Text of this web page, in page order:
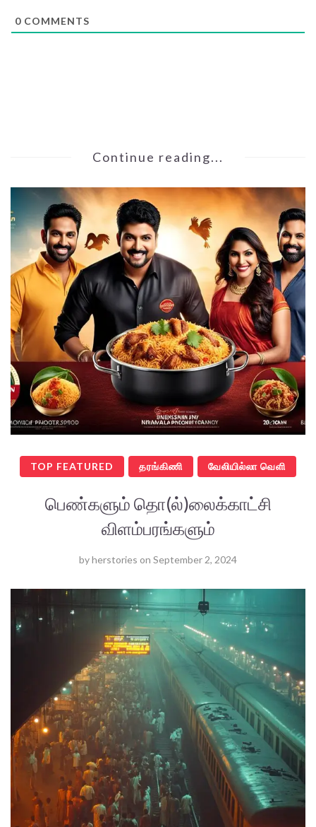
0 COMMENTS
Continue reading...
TOP FEATURED தரங்கிணி வேலியில்லா வெளி
பெண்களும் தொ(ல்)லைக்காட்சி
விளம்பரங்களும்
byherstories on September 2, 2024